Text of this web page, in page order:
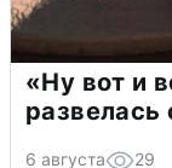
«Ну вот и
6 августа 29